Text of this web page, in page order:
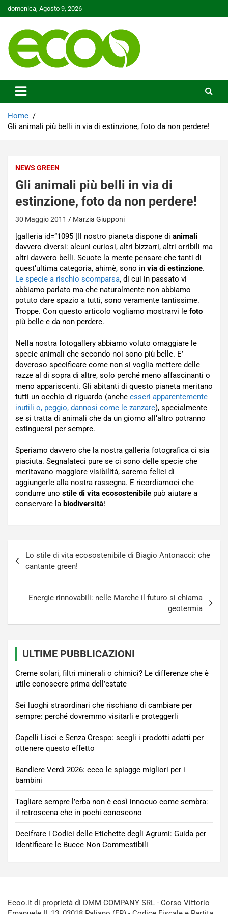
Skip
to
domenica, Agosto 9, 2026
Ecoo.it
Home
Gli animali più belli in via di estinzione, foto da non perdere!
NEWS GREEN
Gli animali più belli in via di
estinzione, foto da non perdere!
30 Maggio 2011 Marzia Giupponi
[galleria id=”1095″]Il nostro pianeta dispone di animali
davvero diversi: alcuni curiosi, altri bizzarri, altri orribili ma
altri davvero belli. Scuote la mente pensare che tanti di
quest’ultima categoria, ahimè, sono in via di estinzione.
Le specie a rischio scomparsa, di cui in passato vi
abbiamo parlato ma che naturalmente non abbiamo
potuto dare spazio a tutti, sono veramente tantissime.
Troppe. Con questo articolo vogliamo mostrarvi le foto
più belle e da non perdere.
Nella nostra fotogallery abbiamo voluto omaggiare le
specie animali che secondo noi sono più belle. E’
doveroso specificare come non si voglia mettere delle
razze al di sopra di altre, solo perché meno affascinanti o
meno appariscenti. Gli abitanti di questo pianeta meritano
tutti un occhio di riguardo (anche esseri apparentemente
inutili o, peggio, dannosi come le zanzare), specialmente
se si tratta di animali che da un giorno all’altro potranno
estinguersi per sempre.
Speriamo davvero che la nostra galleria fotografica ci sia
piaciuta. Segnalateci pure se ci sono delle specie che
meritavano maggiore visibilità, saremo felici di
aggiungerle alla nostra rassegna. E ricordiamoci che
condurre uno stile di vita ecosostenibile può aiutare a
conservare la biodiversità!
articoli
Lo stile di vita ecosostenibile di Biagio Antonacci: che
cantante green!
Energie rinnovabili: nelle Marche il futuro si chiama
geotermia
ULTIME PUBBLICAZIONI
Creme solari, filtri minerali o chimici? Le differenze che è
utile conoscere prima dell’estate
Sei luoghi straordinari che rischiano di cambiare per
sempre: perché dovremmo visitarli e proteggerli
Capelli Lisci e Senza Crespo: scegli i prodotti adatti per
ottenere questo effetto
Bandiere Verdi 2026: ecco le spiagge migliori per i
bambini
Tagliare sempre l’erba non è così innocuo come sembra:
il retroscena che in pochi conoscono
Decifrare i Codici delle Etichette degli Agrumi: Guida per
Identificare le Bucce Non Commestibili
Ecoo.it di proprietà di DMM COMPANY SRL - Corso Vittorio